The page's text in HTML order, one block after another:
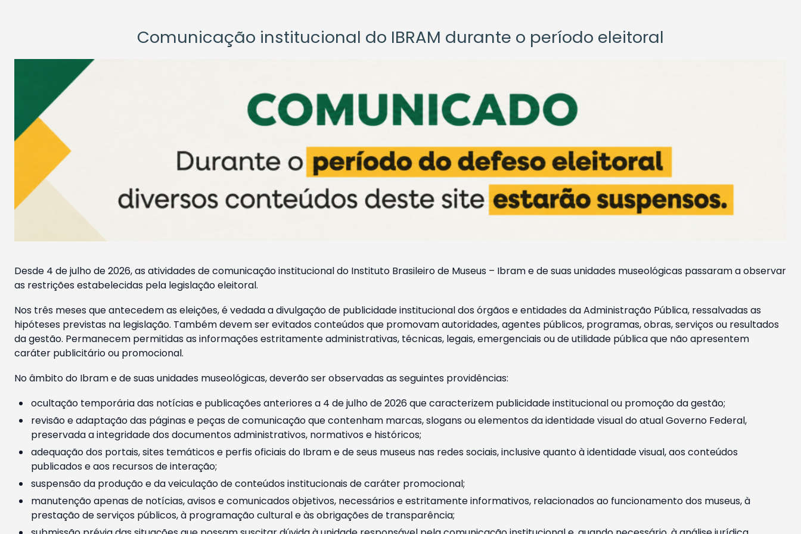
Comunicação institucional do IBRAM durante o período eleitoral
Desde 4 de julho de 2026, as atividades de comunicação institucional do Instituto Brasileiro de Museus – Ibram e de suas unidades museológicas passaram a observar
as restrições estabelecidas pela legislação eleitoral.
Nos três meses que antecedem as eleições, é vedada a divulgação de publicidade institucional dos órgãos e entidades da Administração Pública, ressalvadas as
hipóteses previstas na legislação. Também devem ser evitados conteúdos que promovam autoridades, agentes públicos, programas, obras, serviços ou resultados
da gestão. Permanecem permitidas as informações estritamente administrativas, técnicas, legais, emergenciais ou de utilidade pública que não apresentem
caráter publicitário ou promocional.
No âmbito do Ibram e de suas unidades museológicas, deverão ser observadas as seguintes providências:
ocultação temporária das notícias e publicações anteriores a 4 de julho de 2026 que caracterizem publicidade institucional ou promoção da gestão;
revisão e adaptação das páginas e peças de comunicação que contenham marcas, slogans ou elementos da identidade visual do atual Governo Federal,
preservada a integridade dos documentos administrativos, normativos e históricos;
adequação dos portais, sites temáticos e perfis oficiais do Ibram e de seus museus nas redes sociais, inclusive quanto à identidade visual, aos conteúdos
publicados e aos recursos de interação;
suspensão da produção e da veiculação de conteúdos institucionais de caráter promocional;
manutenção apenas de notícias, avisos e comunicados objetivos, necessários e estritamente informativos, relacionados ao funcionamento dos museus, à
prestação de serviços públicos, à programação cultural e às obrigações de transparência;